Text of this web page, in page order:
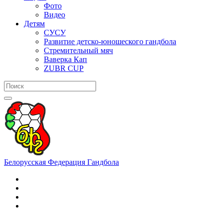
Фото
Видео
Детям
СУСУ
Развитие детско-юношеского гандбола
Стремительный мяч
Ваверка Кап
ZUBR CUP
Белорусская Федерация Гандбола